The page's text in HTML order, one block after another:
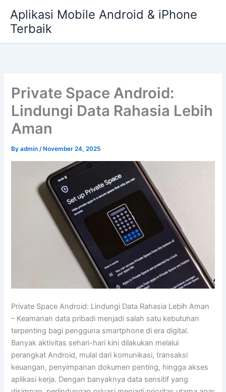
content
Aplikasi Mobile Android & iPhone
Terbaik
Private Space Android:
Lindungi Data Rahasia Lebih
Aman
Byadmin/ November 24, 2025
Private Space Android: Lindungi Data Rahasia Lebih Aman
– Keamanan data pribadi menjadi salah satu kebutuhan
terpenting bagi pengguna smartphone di era digital.
Banyak aktivitas sehari-hari kini dilakukan melalui
perangkat Android, mulai dari komunikasi, transaksi
keuangan, penyimpanan dokumen penting, hingga akses
aplikasi kerja. Dengan banyaknya data sensitif yang